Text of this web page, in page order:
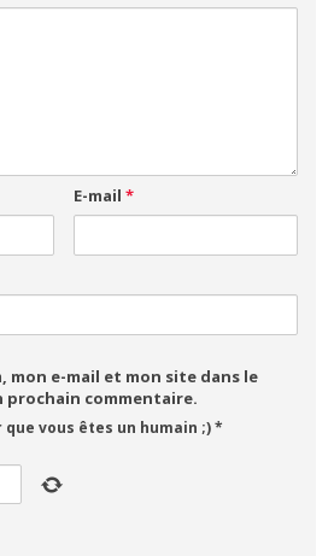
E-mail *
mon e-mail et mon site dans le
commentaire.
vous êtes un humain ;)*